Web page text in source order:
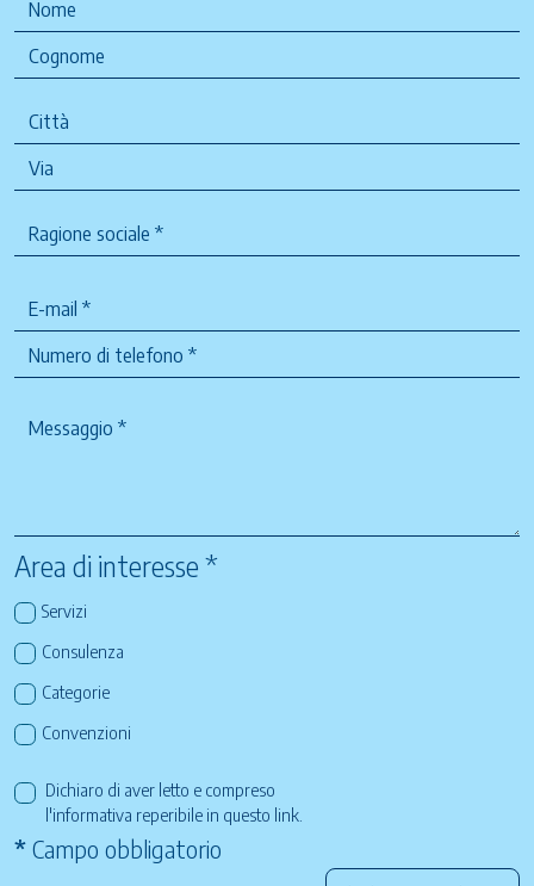
Area di interesse *
Servizi
Consulenza
Categorie
Convenzioni
Dichiaro di aver letto e compreso
l'informativa reperibile in questo link
* Campo obbligatorio